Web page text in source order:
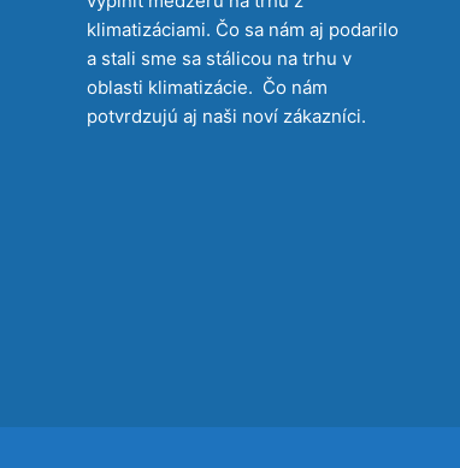
klimatizáciami. Čo sa nám aj podarilo
a stali sme sa stálicou na trhu v
oblasti klimatizácie. Čo nám
potvrdzujú aj naši noví zákazníci.